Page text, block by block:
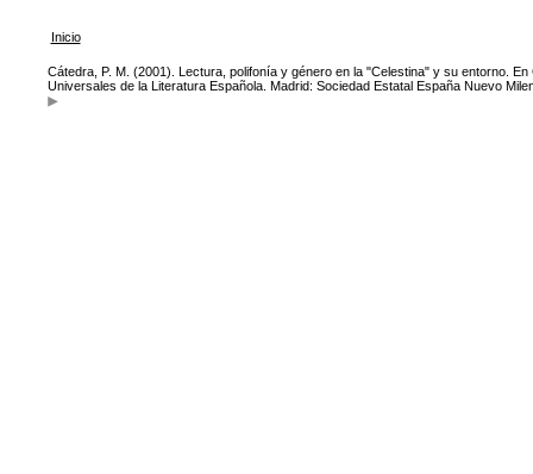
Inicio
Cátedra, P. M. (2001). Lectura, polifonía y género en la "Celestina" y su entorno.
Universales de la Literatura Española. Madrid: Sociedad Estatal España Nuevo